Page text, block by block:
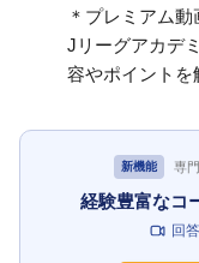
＊プレミアム動
Jリーグアカデ
容やポイントを
新機能 専
経験豊富なコ
回